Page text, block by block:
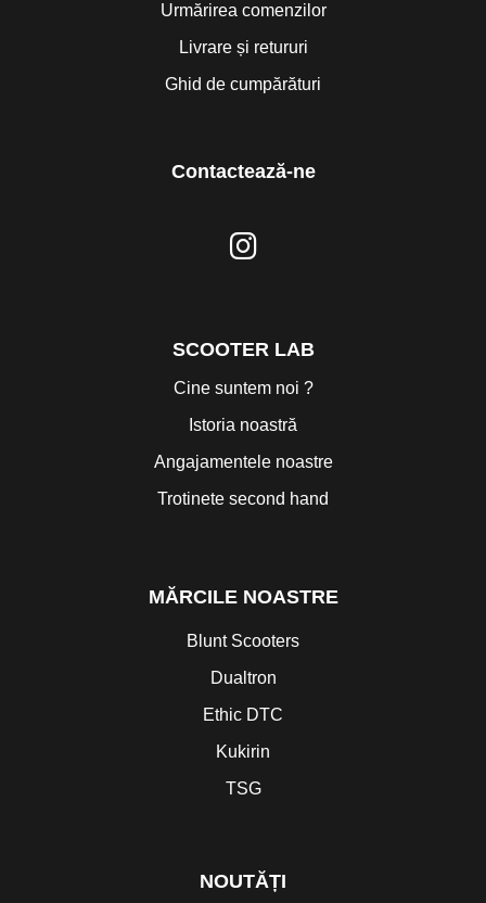
Urmărirea comenzilor
Livrare și retururi
Ghid de cumpărături
Contactează-ne
SCOOTER LAB
Cine suntem noi ?
Istoria noastră
Angajamentele noastre
Trotinete second hand
MĂRCILE NOASTRE
Blunt Scooters
Dualtron
Ethic DTC
Kukirin
TSG
NOUTĂȚI